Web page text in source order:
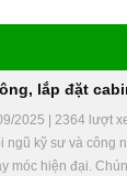
lắp đặt
2025 | 2364 lượt
ngũ kỹ sư và công
móc hiện đại.